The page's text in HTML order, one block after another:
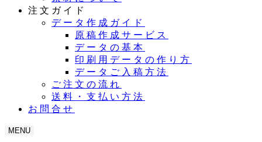
注文ガイド
データ作成ガイド
原稿作成サービス
データの基本
印刷用データの作り方
データご入稿方法
ご注文の流れ
送料・支払い方法
お問合せ
MENU